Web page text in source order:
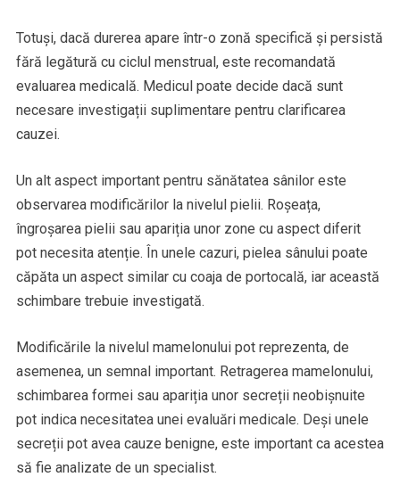
Totuși, dacă durerea apare într-o zonă specifică și persistă
fără legătură cu ciclul menstrual, este recomandată
evaluarea medicală. Medicul poate decide dacă sunt
necesare investigații suplimentare pentru clarificarea
cauzei.
Un alt aspect important pentru sănătatea sânilor este
observarea modificărilor la nivelul pielii. Roșeața,
îngroșarea pielii sau apariția unor zone cu aspect diferit
pot necesita atenție. În unele cazuri, pielea sânului poate
căpăta un aspect similar cu coaja de portocală, iar această
schimbare trebuie investigată.
Modificările la nivelul mamelonului pot reprezenta, de
asemenea, un semnal important. Retragerea mamelonului,
schimbarea formei sau apariția unor secreții neobișnuite
pot indica necesitatea unei evaluări medicale. Deși unele
secreții pot avea cauze benigne, este important ca acestea
să fie analizate de un specialist.